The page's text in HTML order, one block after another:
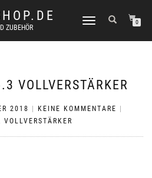
ZUBEHÖR
NAVIGATION
0
VOLLVERSTÄRKER
2018 KEINE KOMMENTARE
VOLLVERSTÄRKER